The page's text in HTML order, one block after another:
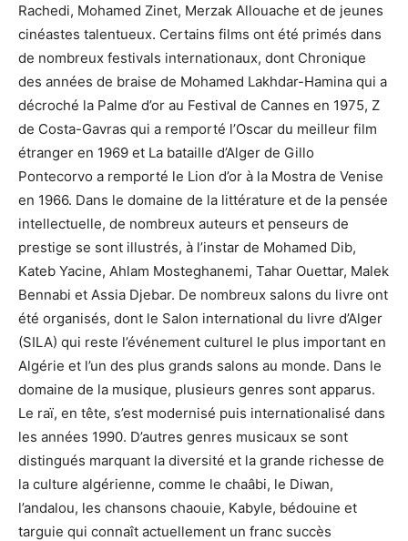
Rachedi, Mohamed Zinet, Merzak Allouache et de jeunes
cinéastes talentueux. Certains films ont été primés dans
de nombreux festivals internationaux, dont Chronique
des années de braise de Mohamed Lakhdar-Hamina qui a
décroché la Palme d’or au Festival de Cannes en 1975, Z
de Costa-Gavras qui a remporté l’Oscar du meilleur film
étranger en 1969 et La bataille d’Alger de Gillo
Pontecorvo a remporté le Lion d’or à la Mostra de Venise
en 1966. Dans le domaine de la littérature et de la pensée
intellectuelle, de nombreux auteurs et penseurs de
prestige se sont illustrés, à l’instar de Mohamed Dib,
Kateb Yacine, Ahlam Mosteghanemi, Tahar Ouettar, Malek
Bennabi et Assia Djebar. De nombreux salons du livre ont
été organisés, dont le Salon international du livre d’Alger
(SILA) qui reste l’événement culturel le plus important en
Algérie et l’un des plus grands salons au monde. Dans le
domaine de la musique, plusieurs genres sont apparus.
Le raï, en tête, s’est modernisé puis internationalisé dans
les années 1990. D’autres genres musicaux se sont
distingués marquant la diversité et la grande richesse de
la culture algérienne, comme le chaâbi, le Diwan,
l’andalou, les chansons chaouie, Kabyle, bédouine et
targuie qui connaît actuellement un franc succès